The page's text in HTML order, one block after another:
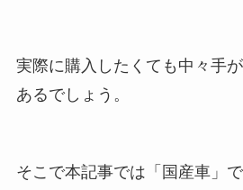
実際に購入したくても中々手
あるでしょう。
そこで本記事では「国産車」